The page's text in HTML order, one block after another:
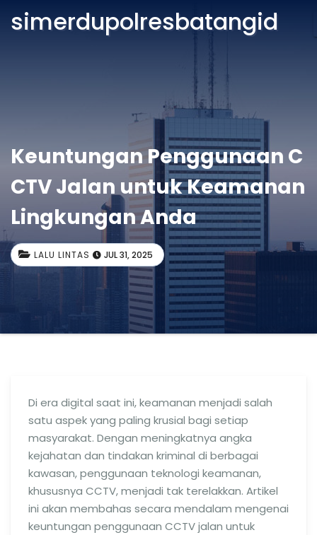
simerdupolresbatangid
Keuntungan Penggunaan C
CTV Jalan untuk Keamanan
Lingkungan Anda
LALU LINTAS JUL 31, 2025
Di era digital saat ini, keamanan menjadi salah
satu aspek yang paling krusial bagi setiap
masyarakat. Dengan meningkatnya angka
kejahatan dan tindakan kriminal di berbagai
kawasan, penggunaan teknologi keamanan,
khususnya CCTV, menjadi tak terelakkan. Artikel
ini akan membahas secara mendalam mengenai
keuntungan penggunaan CCTV jalan untuk